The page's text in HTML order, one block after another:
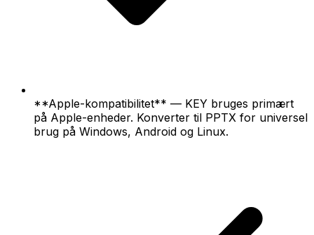
**Apple-kompatibilitet** — KEY bruges primært
på Apple-enheder. Konverter til PPTX for universel
brug på Windows, Android og Linux.